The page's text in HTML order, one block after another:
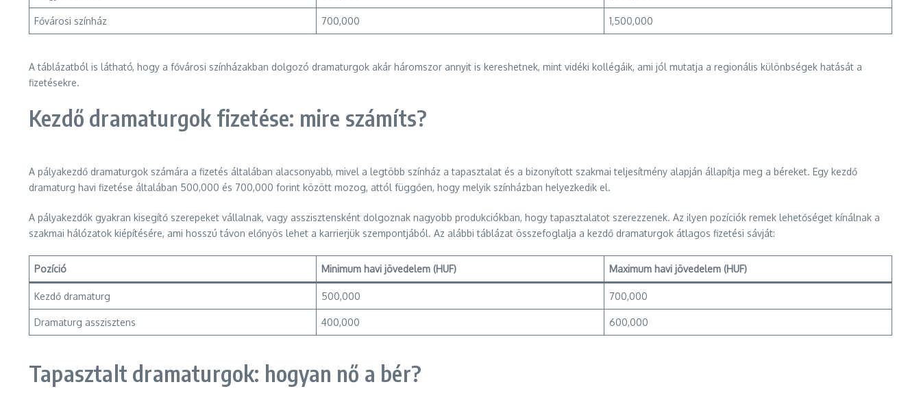
Fővárosi színház 700,000 1,500,000
A táblázatból is látható, hogy a fővárosi színházakban dolgozó dramaturgok akár háromszor annyit is kereshetnek, mint vidéki kollégáik, ami jól mutatja a regionális különbségek hatását a
fizetésekre.
Kezdő dramaturgok fizetése: mire számíts?
A pályakezdő dramaturgok számára a fizetés általában alacsonyabb, mivel a legtöbb színház a tapasztalat és a bizonyított szakmai teljesítmény alapján állapítja meg a béreket. Egy kezdő
dramaturg havi fizetése általában 500,000 és 700,000 forint között mozog, attól függően, hogy melyik színházban helyezkedik el.
A pályakezdők gyakran kisegítő szerepeket vállalnak, vagy asszisztensként dolgoznak nagyobb produkciókban, hogy tapasztalatot szerezzenek. Az ilyen pozíciók remek lehetőséget kínálnak a
szakmai hálózatok kiépítésére, ami hosszú távon előnyös lehet a karrierjük szempontjából. Az alábbi táblázat összefoglalja a kezdő dramaturgok átlagos fizetési sávját:
Pozíció Minimum havi jövedelem (HUF) Maximum havi jövedelem (HUF)
Kezdő dramaturg 500,000 700,000
Dramaturg asszisztens 400,000 600,000
Tapasztalt dramaturgok: hogyan nő a bér?